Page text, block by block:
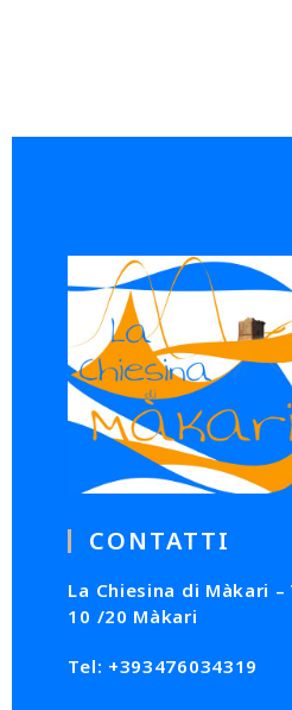
CONTATTI
La Chiesina di Màkari –
10 /20 Màkari
Tel: +393476034319